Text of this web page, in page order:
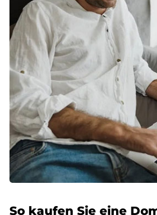
So kaufen Sie eine